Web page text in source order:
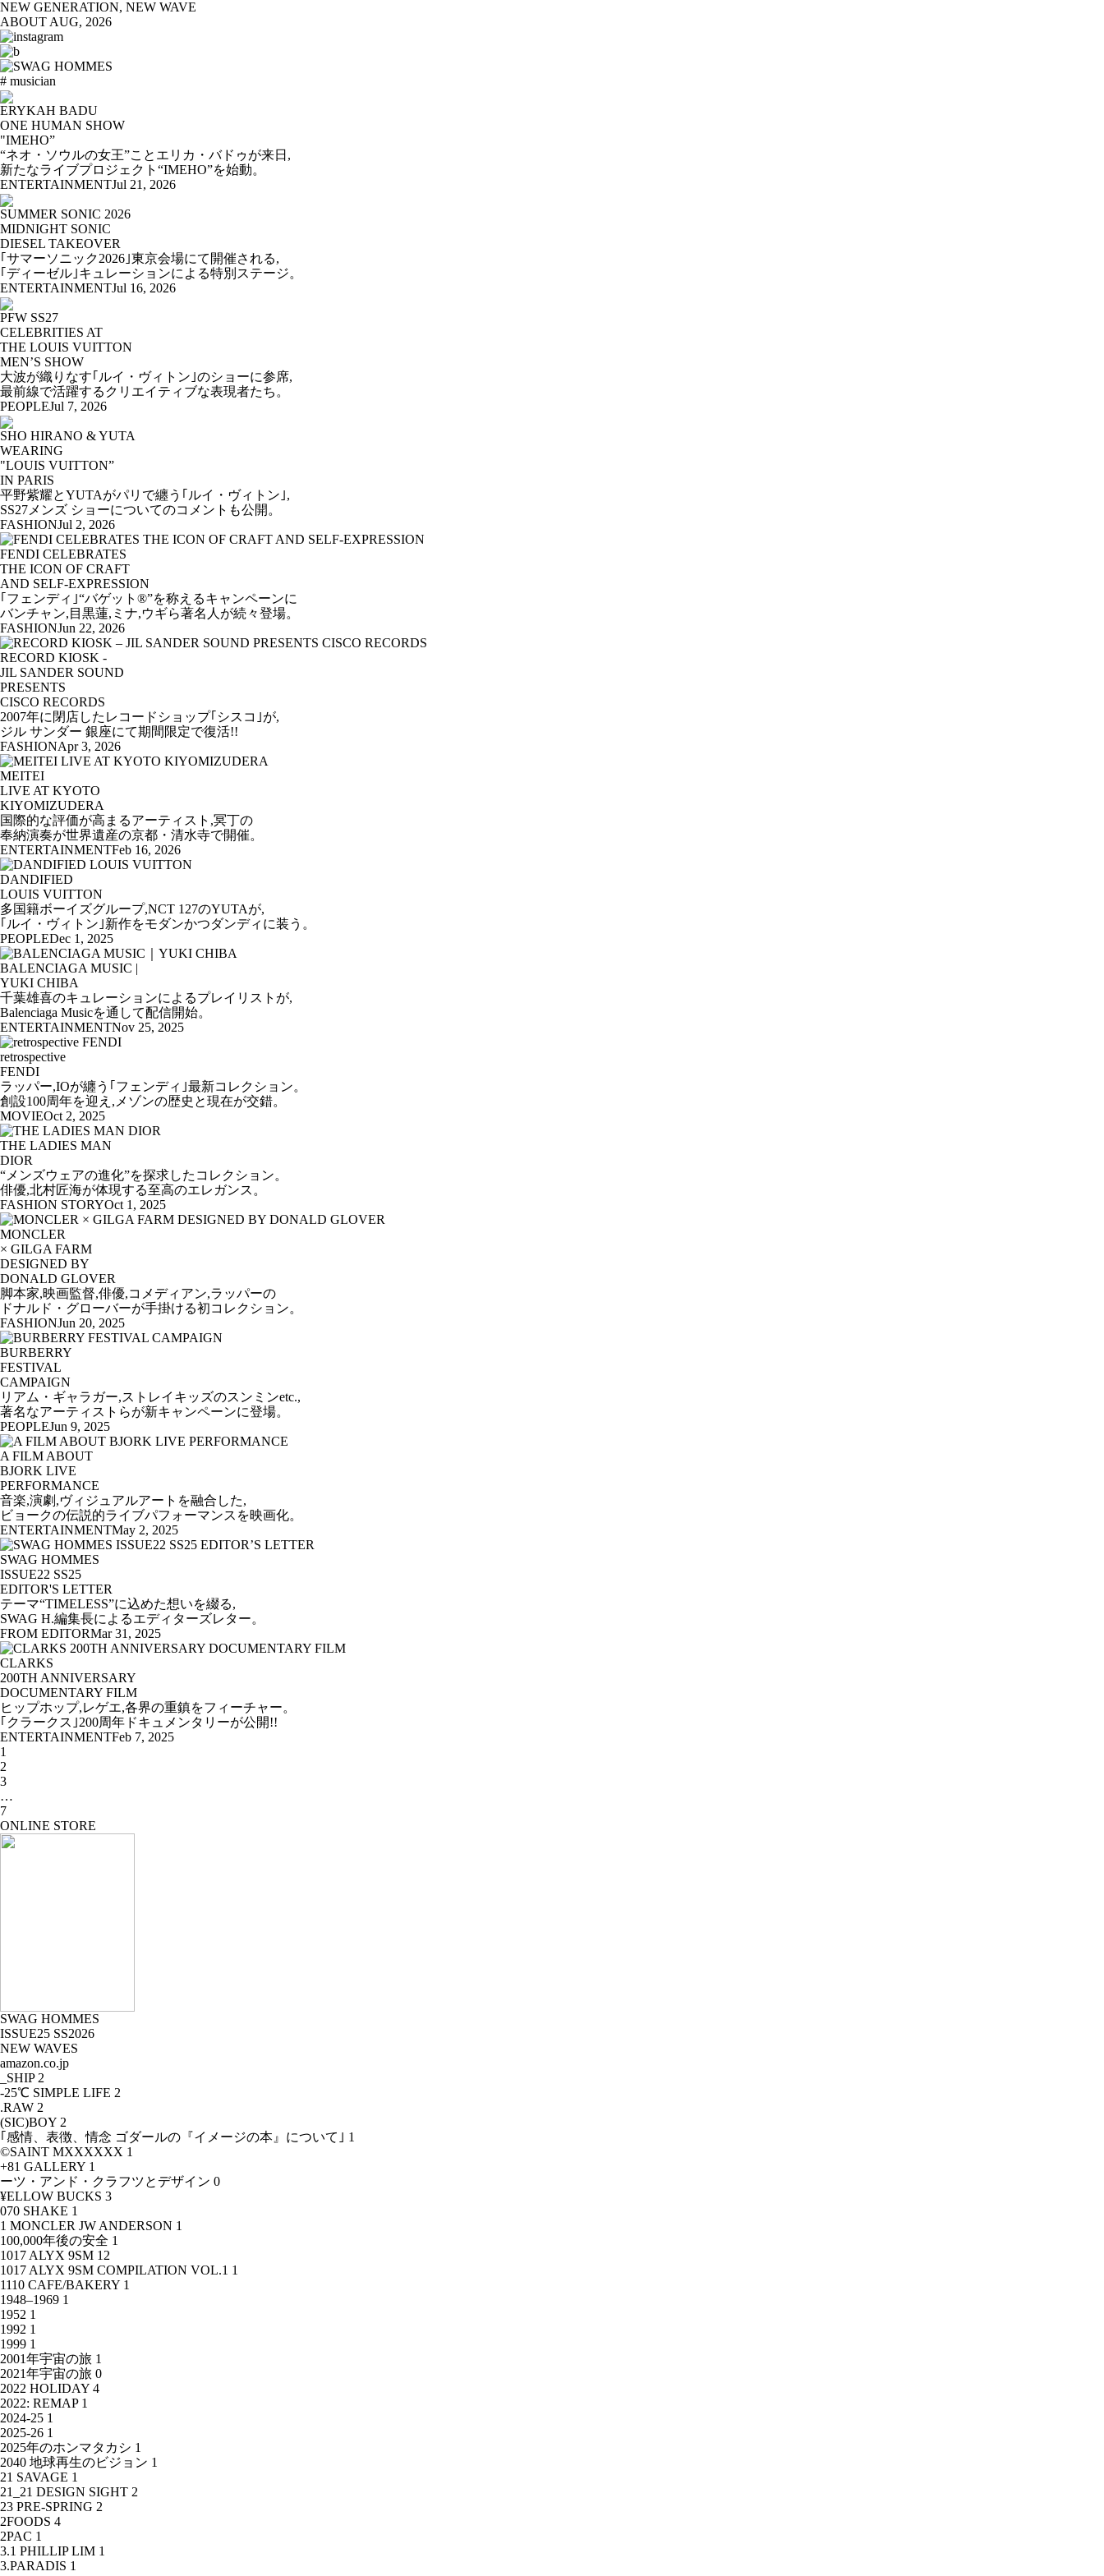
NEW GENERATION, NEW WAVE
ABOUT AUG, 2026
# musician
ERYKAH BADU
ONE HUMAN SHOW
"IMEHO”
“ネオ・ソウルの女王”ことエリカ・バドゥが来日,
新たなライブプロジェクト“IMEHO”を始動。
ENTERTAINMENTJul 21, 2026
SUMMER SONIC 2026
MIDNIGHT SONIC
DIESEL TAKEOVER
｢サマーソニック2026｣東京会場にて開催される,
｢ディーゼル｣キュレーションによる特別ステージ。
ENTERTAINMENTJul 16, 2026
PFW SS27
CELEBRITIES AT
THE LOUIS VUITTON
MEN’S SHOW
大波が織りなす｢ルイ・ヴィトン｣のショーに参席,
最前線で活躍するクリエイティブな表現者たち。
PEOPLEJul 7, 2026
SHO HIRANO & YUTA
WEARING
"LOUIS VUITTON”
IN PARIS
平野紫耀とYUTAがパリで纏う｢ルイ・ヴィトン｣,
SS27メンズ ショーについてのコメントも公開。
FASHIONJul 2, 2026
FENDI CELEBRATES
THE ICON OF CRAFT
AND SELF-EXPRESSION
｢フェンディ｣“バゲット®”を称えるキャンペーンに
バンチャン,目黒蓮,ミナ,ウギら著名人が続々登場。
FASHIONJun 22, 2026
RECORD KIOSK -
JIL SANDER SOUND
PRESENTS
CISCO RECORDS
2007年に閉店したレコードショップ｢シスコ｣が,
ジル サンダー 銀座にて期間限定で復活!!
FASHIONApr 3, 2026
MEITEI
LIVE AT KYOTO
KIYOMIZUDERA
国際的な評価が高まるアーティスト,冥丁の
奉納演奏が世界遺産の京都・清水寺で開催。
ENTERTAINMENTFeb 16, 2026
DANDIFIED
LOUIS VUITTON
多国籍ボーイズグループ,NCT 127のYUTAが,
｢ルイ・ヴィトン｣新作をモダンかつダンディに装う。
PEOPLEDec 1, 2025
BALENCIAGA MUSIC |
YUKI CHIBA
千葉雄喜のキュレーションによるプレイリストが,
Balenciaga Musicを通して配信開始。
ENTERTAINMENTNov 25, 2025
retrospective
FENDI
ラッパー,IOが纏う｢フェンディ｣最新コレクション。
創設100周年を迎え,メゾンの歴史と現在が交錯。
MOVIEOct 2, 2025
THE LADIES MAN
DIOR
“メンズウェアの進化”を探求したコレクション。
俳優,北村匠海が体現する至高のエレガンス。
FASHION STORYOct 1, 2025
MONCLER
× GILGA FARM
DESIGNED BY
DONALD GLOVER
脚本家,映画監督,俳優,コメディアン,ラッパーの
ドナルド・グローバーが手掛ける初コレクション。
FASHIONJun 20, 2025
BURBERRY
FESTIVAL
CAMPAIGN
リアム・ギャラガー,ストレイキッズのスンミンetc.,
著名なアーティストらが新キャンペーンに登場。
PEOPLEJun 9, 2025
A FILM ABOUT
BJORK LIVE
PERFORMANCE
音楽,演劇,ヴィジュアルアートを融合した,
ビョークの伝説的ライブパフォーマンスを映画化。
ENTERTAINMENTMay 2, 2025
SWAG HOMMES
ISSUE22 SS25
EDITOR'S LETTER
テーマ“TIMELESS”に込めた想いを綴る,
SWAG H.編集長によるエディターズレター。
FROM EDITORMar 31, 2025
CLARKS
200TH ANNIVERSARY
DOCUMENTARY FILM
ヒップホップ,レゲエ,各界の重鎮をフィーチャー。
｢クラークス｣200周年ドキュメンタリーが公開!!
ENTERTAINMENTFeb 7, 2025
1
2
3
…
7
ONLINE STORE
SWAG HOMMES
ISSUE25 SS2026
NEW WAVES
amazon.co.jp
_SHIP 2
-25℃ SIMPLE LIFE 2
.RAW 2
(SIC)BOY 2
｢感情、表徴、情念 ゴダールの『イメージの本』について｣ 1
©SAINT MXXXXXX 1
+81 GALLERY 1
ーツ・アンド・クラフツとデザイン 0
¥ELLOW BUCKS 3
070 SHAKE 1
1 MONCLER JW ANDERSON 1
100,000年後の安全 1
1017 ALYX 9SM 12
1017 ALYX 9SM COMPILATION VOL.1 1
1110 CAFE/BAKERY 1
1948–1969 1
1952 1
1992 1
1999 1
2001年宇宙の旅 1
2021年宇宙の旅 0
2022 HOLIDAY 4
2022: REMAP 1
2024-25 1
2025-26 1
2025年のホンマタカシ 1
2040 地球再生のビジョン 1
21 SAVAGE 1
21_21 DESIGN SIGHT 2
23 PRE-SPRING 2
2FOODS 4
2PAC 1
3.1 PHILLIP LIM 1
3.PARADIS 1